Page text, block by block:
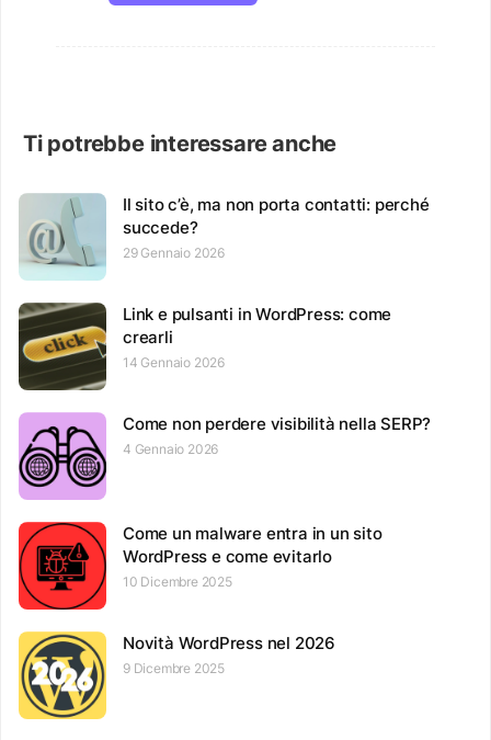
Ti potrebbe interessare anche
Il sito c’è, ma non porta contatti: perché
succede?
29 Gennaio 2026
Link e pulsanti in WordPress: come
crearli
14 Gennaio 2026
Come non perdere visibilità nella SERP?
4 Gennaio 2026
Come un malware entra in un sito
WordPress e come evitarlo
10 Dicembre 2025
Novità WordPress nel 2026
9 Dicembre 2025